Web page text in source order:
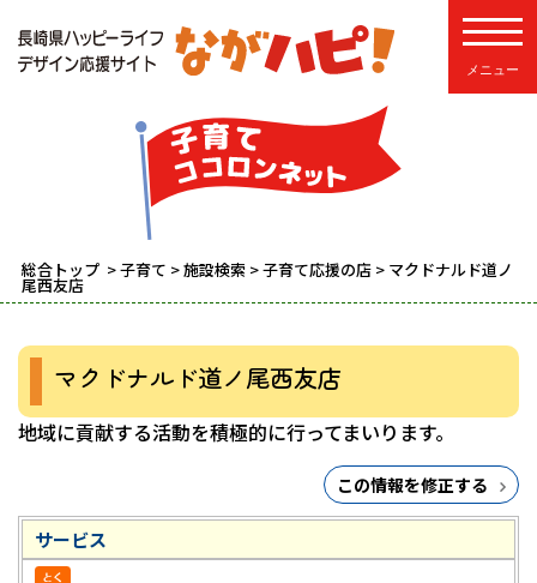
総合トップ >子育て >施設検索 >子育て応援の店 > マクドナルド道ノ
尾西友店
マクドナルド道ノ尾西友店
地域に貢献する活動を積極的に行ってまいります。
この情報を修正する
サービス